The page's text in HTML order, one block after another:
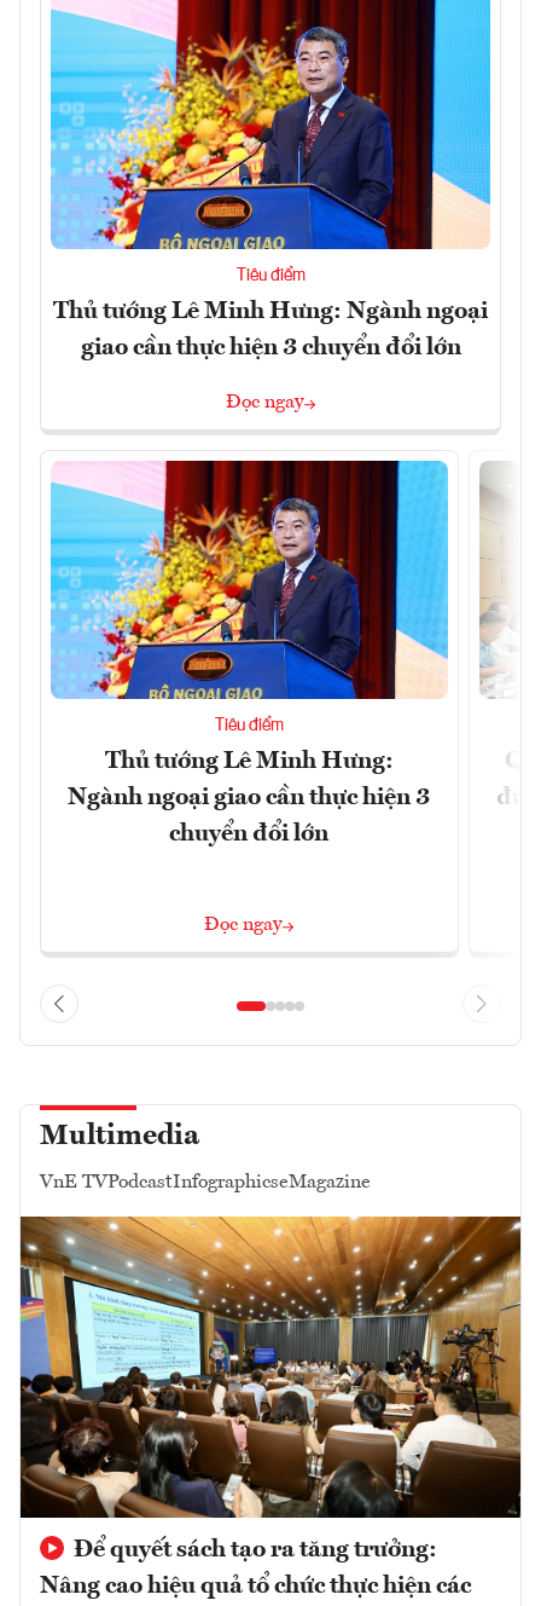
Tiêu điểm
Thủ tướng Lê Minh Hưng: Ngành ngoại
giao cần thực hiện 3 chuyển đổi lớn
Đọc ngay
Tiêu điểm
Thủ tướng Lê Minh Hưng:
Ngành ngoại giao cần thực hiện 3
chuyển đổi lớn
Đọc ngay
đủ
Multimedia
VnE TVPodcastInfographicseMagazine
Để quyết sách tạo ra tăng trưởng:
Nâng cao hiệu quả tổ chức thực hiện các